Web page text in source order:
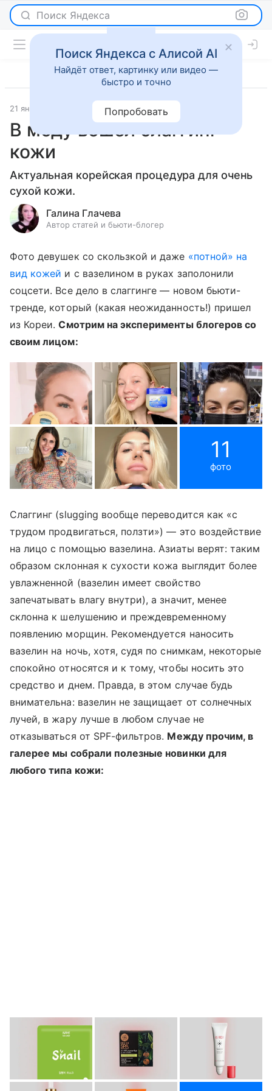
Поиск Яндекса
21 января 2021 Красота
В моду вошел слаггинг
кожи
Актуальная корейская процедура для очень
сухой кожи.
Галина Глачева
Автор статей и бьюти-блогер
Фото девушек со скользкой и даже «потной» на
вид кожей и с вазелином в руках заполонили
соцсети. Все дело в слаггинге — новом бьюти-
тренде, который (какая неожиданность!) пришел
из Кореи.Смотрим на эксперименты блогеров со
своим лицом:
11
фото
Слаггинг (slugging вообще переводится как «с
трудом продвигаться, ползти») — это воздействие
на лицо с помощью вазелина. Азиаты верят: таким
образом склонная к сухости кожа выглядит более
увлажненной (вазелин имеет свойство
запечатывать влагу внутри), а значит, менее
склонна к шелушению и преждевременному
появлению морщин. Рекомендуется наносить
вазелин на ночь, хотя, судя по снимкам, некоторые
спокойно относятся и к тому, чтобы носить это
средство и днем. Правда, в этом случае будь
внимательна: вазелин не защищает от солнечных
лучей, в жару лучше в любом случае не
отказываться от SPF-фильтров. Между прочим, в
галерее мы собрали полезные новинки для
любого типа кожи:
Поиск Яндекса с Алисой AI
Найдёт ответ, картинку или видео —
быстро и точно
Попробовать